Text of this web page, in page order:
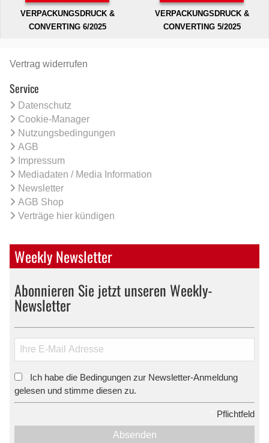
VERPACKUNGSDRUCK &
CONVERTING 6/2025
VERPACKUNGSDRUCK &
CONVERTING 5/2025
Vertrag widerrufen
Service
Datenschutz
Cookie-Manager
Nutzungsbedingungen
AGB
Impressum
Mediadaten / Media Information
Newsletter
AGB Shop
Verträge hier kündigen
Weekly Newsletter
Abonnieren Sie jetzt unseren Weekly-
Newsletter
Ich habe die Bedingungen zur Newsletter-Anmeldung
gelesen und stimme diesen zu.
Pflichtfeld
Absenden